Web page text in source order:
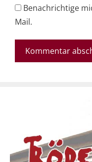
Benachrichtige
Mail.